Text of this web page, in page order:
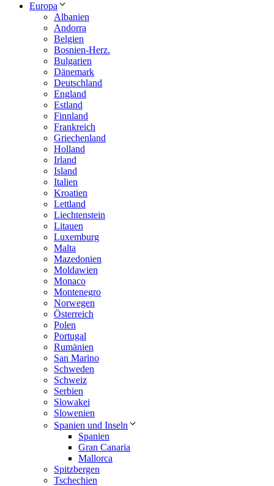
Europa
Albanien
Andorra
Belgien
Bosnien-Herz.
Bulgarien
Dänemark
Deutschland
England
Estland
Finnland
Frankreich
Griechenland
Holland
Irland
Island
Italien
Kroatien
Lettland
Liechtenstein
Litauen
Luxemburg
Malta
Mazedonien
Moldawien
Monaco
Montenegro
Norwegen
Österreich
Polen
Portugal
Rumänien
San Marino
Schweden
Schweiz
Serbien
Slowakei
Slowenien
Spanien und Inseln
Spanien
Gran Canaria
Mallorca
Spitzbergen
Tschechien